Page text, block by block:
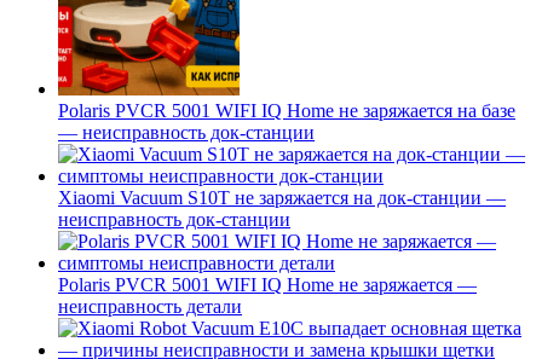
Polaris PVCR 5001 WIFI IQ Home не заряжается на базе
— неисправность док-станции
Xiaomi Vacuum S10T не заряжается на док-станции —
неисправность док-станции
Polaris PVCR 5001 WIFI IQ Home не заряжается —
неисправность детали